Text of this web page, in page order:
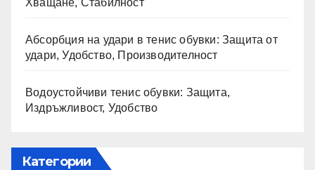
Хващане, Стабилност
Абсорбция на удари в тенис обувки: Защита от
удари, Удобство, Производителност
Водоустойчиви тенис обувки: Защита,
Издръжливост, Удобство
Категории